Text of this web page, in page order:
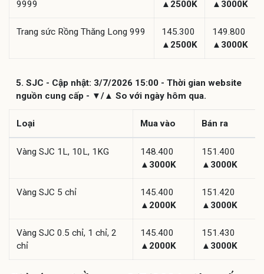
9999
▲2500K
▲3000K
Trang sức Rồng Thăng Long 999
145.300
▲2500K
149.800
▲3000K
5. SJC - Cập nhật: 3/7/2026 15:00 - Thời gian website
nguồn cung cấp - ▼/▲ So với ngày hôm qua.
Loại Mua vào Bán ra
Vàng SJC 1L, 10L, 1KG
148.400
▲3000K
151.400
▲3000K
Vàng SJC 5 chỉ
145.400
▲2000K
151.420
▲3000K
Vàng SJC 0.5 chỉ, 1 chỉ, 2
chỉ
145.400
▲2000K
151.430
▲3000K